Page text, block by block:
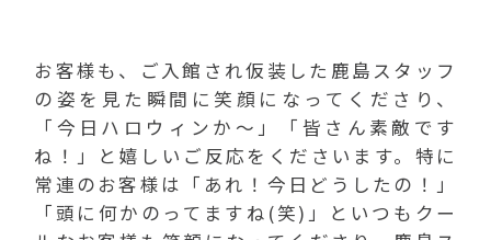
お客様も、ご入館され仮装した鹿島スタッフ
の姿を見た瞬間に笑顔になってくださり、
「今日ハロウィンか～」「皆さん素敵です
ね！」と嬉しいご反応をくださいます。特に
常連のお客様は「あれ！今日どうしたの！」
「頭に何かのってますね(笑)」といつもクー